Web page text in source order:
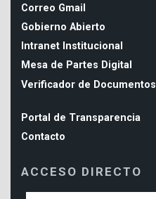
Correo Gmail
Gobierno Abierto
Intranet Institucional
Mesa de Partes Digital
Verificador de Documentos
Portal de Transparencia
Contacto
ACCESO DIRECTO